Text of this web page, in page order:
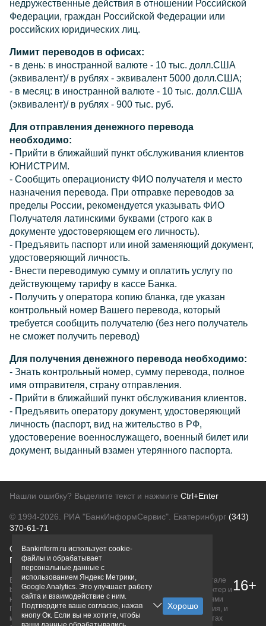
недружественные действия в отношении Российской
Федерации, граждан Российской Федерации или
российских юридических лиц.
Лимит переводов в офисах:
- в день: в иностранной валюте - 10 тыс. долл.США
(эквивалент)/ в рублях - эквивалент 5000 долл.США;
- в месяц: в иностранной валюте - 10 тыс. долл.США
(эквивалент)/ в рублях - 900 тыс. руб.
Для отправления денежного перевода
необходимо:
- Прийти в ближайший пункт обслуживания клиентов
ЮНИСТРИМ.
- Сообщить операционисту ФИО получателя и место
назначения перевода. При отправке переводов за
пределы России, рекомендуется указывать ФИО
Получателя латинскими буквами (строго как в
документе удостоверяющем его личность).
- Предъявить паспорт или иной заменяющий документ,
удостоверяющий личность.
- Внести переводимую сумму и оплатить услугу по
действующему тарифу в кассе Банка.
- Получить у оператора копию бланка, где указан
контрольный номер Вашего перевода, который
требуется сообщить получателю (без него получатель
не сможет получить перевод)
Для получения денежного перевода необходимо:
- Знать контрольный номер, сумму перевода, полное
имя отправителя, страну отправления.
- Прийти в ближайший пункт обслуживания клиентов.
- Предъявить оператору документ, удостоверяющий
личность (паспорт, вид на жительство в РФ,
удостоверение военнослужащего, военный билет или
документ, выданный взамен утерянного паспорта.
Нашли ошибку? Выделите текст и нажмите Ctrl+Enter
© 1994-2026. РИА "БанкИнформСервис". Екатеринбург (343)
370-61-71
О проектеПолитика конфиденциальности
Правовая информацияДля рекламодателей
Вся информация о продуктах банков, размещенная на портале
bankinform.ru, носит исключительно ознакомительный характер и
не является публичной офертой, определяемой положениями
ГК РФ. Информация не содержит точного и полного описания, и
может быть изменена. Конечные условия уточняйте на сайтах
16+
Bankinform.ru использует cookie-
файлы и обрабатывает
персональные данные с
использованием Яндекс Метрики,
Google Analytics. Это улучшает работу
сайта и взаимодействие с ним.
Подтвердите ваше согласие, нажав
кнопу Ок. Если вы не хотите, чтобы